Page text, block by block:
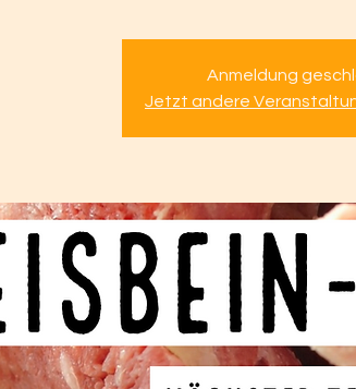
Anmeldung
Jetzt andere